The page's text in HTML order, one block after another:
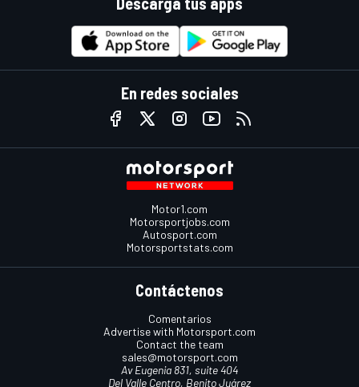
En redes sociales
Motor1.com
Motorsportjobs.com
Autosport.com
Motorsportstats.com
Contáctenos
Comentarios
Advertise with Motorsport.com
Contact the team
sales@motorsport.com
Av Eugenia 831, suite 404
Del Valle Centro, Benito Juárez